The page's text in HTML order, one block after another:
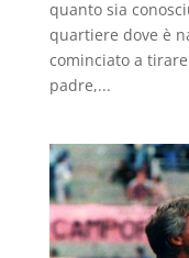
quanto sia
quartiere dove è
cominciato a
padre,...